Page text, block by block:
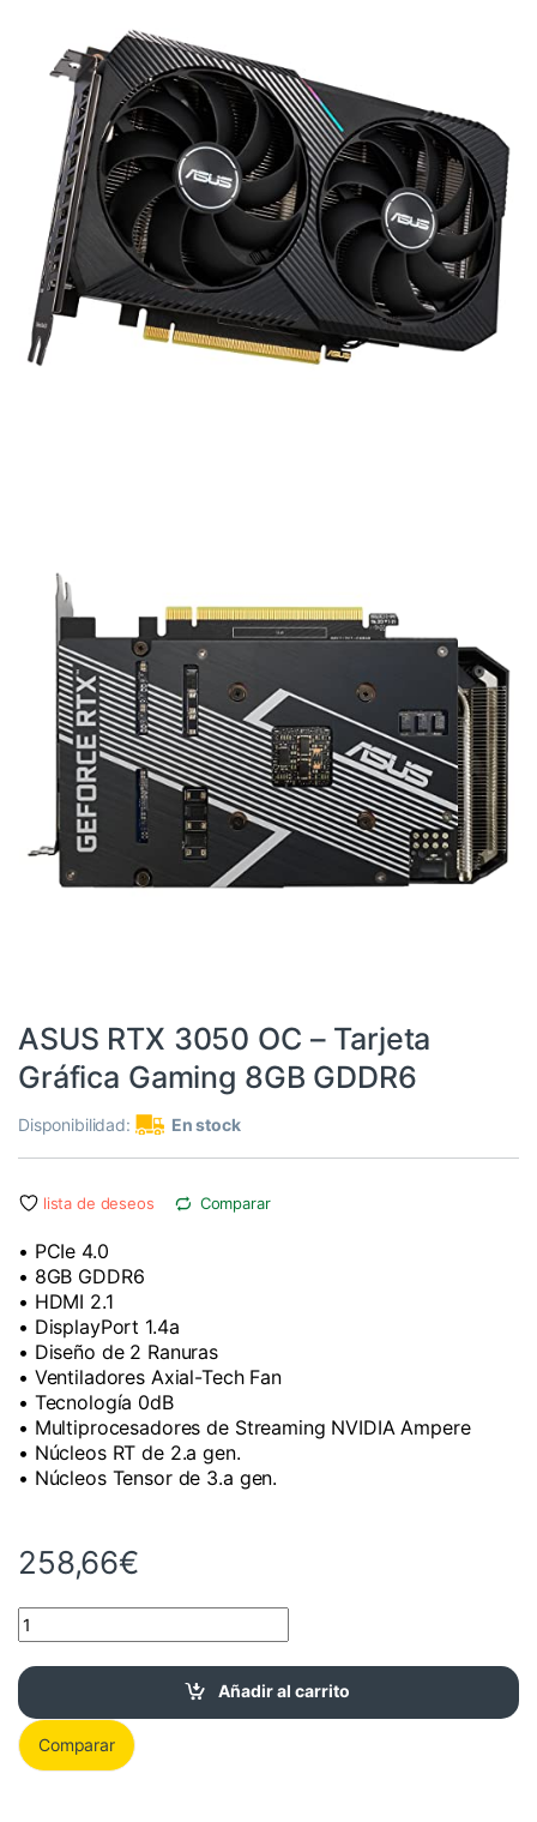
ASUS RTX 3050 OC – Tarjeta
Gráfica Gaming 8GB GDDR6
Disponibilidad: En stock
lista de deseos Comparar
• PCIe 4.0
• 8GB GDDR6
• HDMI 2.1
• DisplayPort 1.4a
• Diseño de 2 Ranuras
• Ventiladores Axial-Tech Fan
• Tecnología 0dB
• Multiprocesadores de Streaming NVIDIA Ampere
• Núcleos RT de 2.a gen.
• Núcleos Tensor de 3.a gen.
258,66€
ASUS RTX 3050 OC - Tarjeta Gráfica Gaming 8GB GDDR6
Añadir al carrito
Comparar